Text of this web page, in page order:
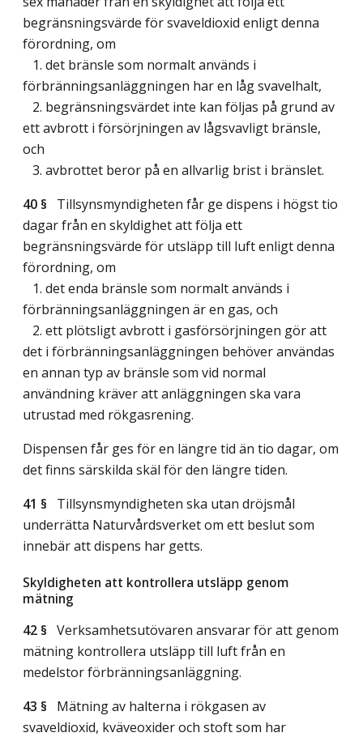
begränsningsvärde för svaveldioxid enligt denna
förordning, om
1. det bränsle som normalt används i
förbränningsanläggningen har en låg svavelhalt,
2. begränsningsvärdet inte kan följas på grund av
ett avbrott i försörjningen av lågsvavligt bränsle,
och
3. avbrottet beror på en allvarlig brist i bränslet.
40 § Tillsynsmyndigheten får ge dispens i högst tio
dagar från en skyldighet att följa ett
begränsningsvärde för utsläpp till luft enligt denna
förordning, om
1. det enda bränsle som normalt används i
förbränningsanläggningen är en gas, och
2. ett plötsligt avbrott i gasförsörjningen gör att
det i förbränningsanläggningen behöver användas
en annan typ av bränsle som vid normal
användning kräver att anläggningen ska vara
utrustad med rökgasrening.
Dispensen får ges för en längre tid än tio dagar, om
det finns särskilda skäl för den längre tiden.
41 § Tillsynsmyndigheten ska utan dröjsmål
underrätta Naturvårdsverket om ett beslut som
innebär att dispens har getts.
Skyldigheten att kontrollera utsläpp genom
mätning
42 § Verksamhetsutövaren ansvarar för att genom
mätning kontrollera utsläpp till luft från en
medelstor förbränningsanläggning.
43 § Mätning av halterna i rökgasen av
svaveldioxid, kväveoxider och stoft som har